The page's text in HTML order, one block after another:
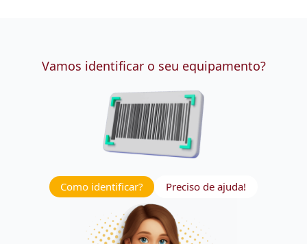
Vamos identificar o seu equipamento?
Como identificar? Preciso de ajuda!